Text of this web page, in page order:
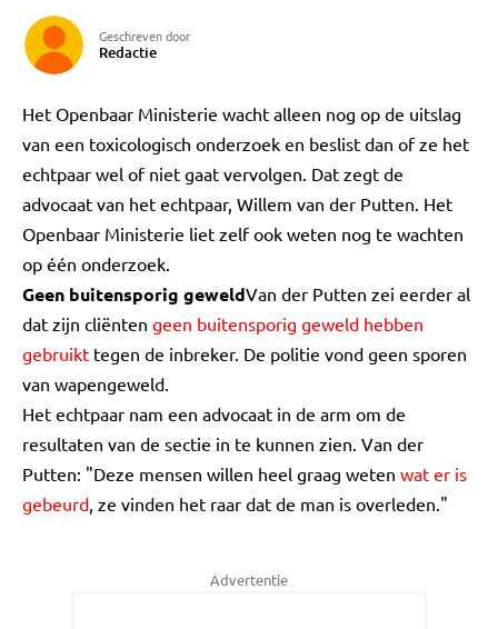
Geschreven door
Redactie
Het Openbaar Ministerie wacht alleen nog op de uitslag
van een toxicologisch onderzoek en beslist dan of ze het
echtpaar wel of niet gaat vervolgen. Dat zegt de
advocaat van het echtpaar, Willem van der Putten. Het
Openbaar Ministerie liet zelf ook weten nog te wachten
op één onderzoek.
Geen buitensporig geweldVan der Putten zei eerder al
dat zijn cliënten geen buitensporig geweld hebben
gebruikt tegen de inbreker. De politie vond geen sporen
van wapengeweld.
Het echtpaar nam een advocaat in de arm om de
resultaten van de sectie in te kunnen zien. Van der
Putten: "Deze mensen willen heel graag weten wat er is
gebeurd, ze vinden het raar dat de man is overleden."
Advertentie